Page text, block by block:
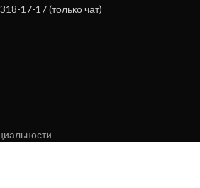
17-17 (только чат)